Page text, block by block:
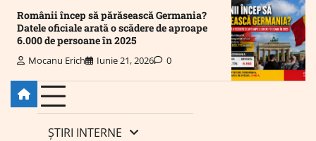
Românii încep să părăsească Germania?
Datele oficiale arată o scădere de aproape
6.000 de persoane în 2025
Mocanu Erich Iunie 21, 2026 0
ȘTIRI INTERNE